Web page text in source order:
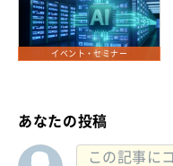
イベント・セミナー
あなたの投稿